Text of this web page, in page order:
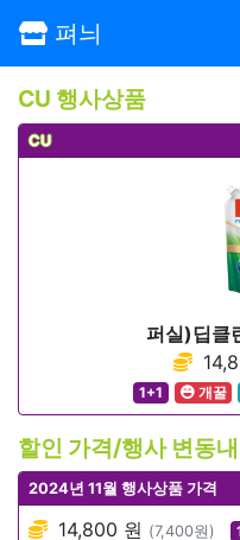
펴늬
CU 행사상품
CU
퍼실)딥클
1+1
개꿀
할인 가격/행사 변동
2024년 11월 행사상품 가격
14,800 원 (7,400원)